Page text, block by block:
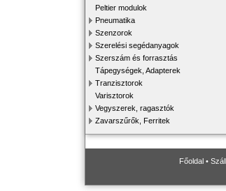
Peltier modulok
Pneumatika
Szenzorok
Szerelési segédanyagok
Szerszám és forrasztás
Tápegységek, Adapterek
Tranzisztorok
Varisztorok
Vegyszerek, ragasztók
Zavarszűrők, Ferritek
Főoldal •